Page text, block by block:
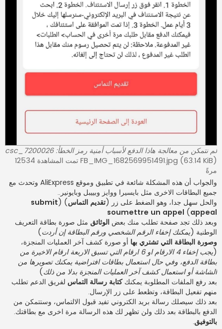
لم نتمكن من معالجة هاذا الدفع لأسباب أمنية رمز الخطأ: csc_7200026
FB_IMG_1682569951491.jpg (63.14 KiB) تمت المشاهدة 12534
مرةً
والجواب أن هذه المشكلة شائعة في تطبيق وموقع AliExpress وتحدث مع
جميع البطاقات الاخرى مثل بايسيرا ووايز وبييبل وبايونير..
والحل سهل جدا، وهو الضغط على زر (تقديم التماس) (
submit
appeal
)
soumettre un appel
وبعد ذلك تجد صفحة تطلب منك بعض الوثائق مثل صورة بطاقة التعريف
الوطنية (يمكنك إخفاء الرقم الشخصي ورقم البطاقة إن أردت)
وصورة البطاقة التي تشتري بها أو صورة كشف آخر العمليات المنجزة،
(
يجب إخفاء 4 الارقام او 6 ارقام التي تسبق الاربعة ارقام الاخيرة من
بطاقة الدفع، وفي حال استعمال بطاقات افتراضية يمكنك تصويرها من
الشاشة أو استعمال كشف آخر العمليات المنجزة بدلا من ذلك)
بعد رفع الملفات المطلوبة يمكنككتابة رسالة التماس لفريق الدعم تطلب
منهم تفعيل البطاقة، وتظعط على زر الإرسال.
بعد ذلك سيصلك رسالة بريد الكتروني تفيد قبول الالتماس، وستتمكن من
الدفع بالبطاقة بعد ذلك ولن تظهر لك هذه الرسالة مرة اخرى مع بطاقتك.
بالتوفيق.